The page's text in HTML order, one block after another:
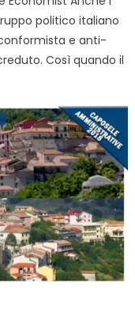
politico italiano
e anti-
Così quando il